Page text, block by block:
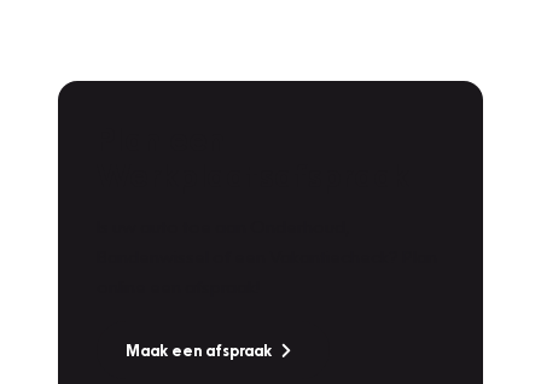
Maak een afspraak